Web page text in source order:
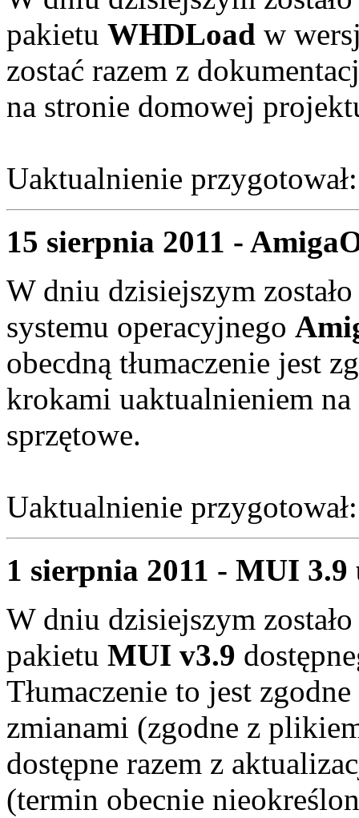
pakietu WHDLoad w
zostać razem z
na stronie domowej
Uaktualnienie
15 sierpnia 2011 -
W dniu dzisiejszym
systemu operacyjnego
obecdną tłumaczenie jest
krokami uaktualnieniem
sprzętowe.
Uaktualnienie
1 sierpnia 2011 - MUI 3.9
W dniu dzisiejszym
pakietu MUI v3.9
Tłumaczenie to jest
zmianami (zgodne z
dostępne razem z
(termin obecnie